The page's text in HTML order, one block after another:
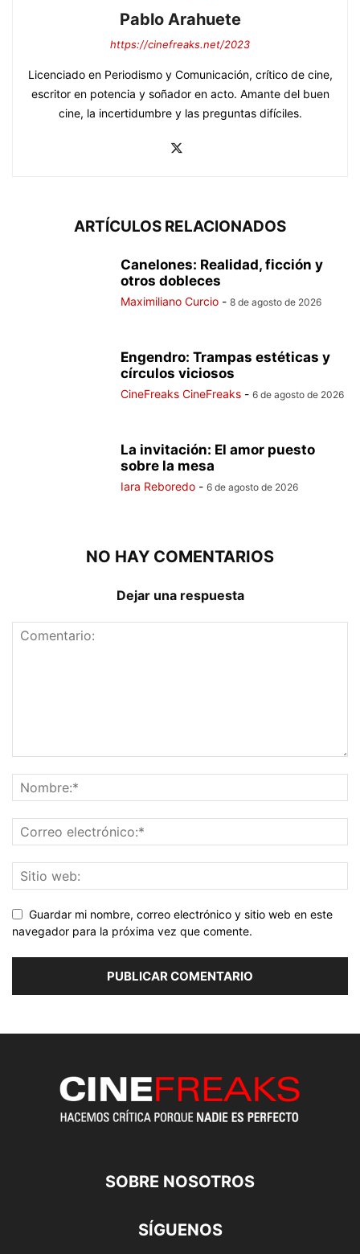
Pablo Arahuete
https://cinefreaks.net/2023
Licenciado en Periodismo y Comunicación, crítico de cine,
escritor en potencia y soñador en acto. Amante del buen
cine, la incertidumbre y las preguntas difíciles.
ARTÍCULOS RELACIONADOS
Canelones: Realidad, ficción y
otros dobleces
Maximiliano Curcio - 8 de agosto de 2026
Engendro: Trampas estéticas y
círculos viciosos
CineFreaks CineFreaks - 6 de agosto de 2026
La invitación: El amor puesto
sobre la mesa
Iara Reboredo - 6 de agosto de 2026
NO HAY COMENTARIOS
Dejar una respuesta
Guardar mi nombre, correo electrónico y sitio web en este
navegador para la próxima vez que comente.
SOBRE NOSOTROS
SÍGUENOS